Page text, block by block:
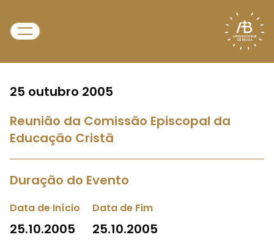
25 outubro 2005
Reunião da Comissão Episcopal da
Educação Cristã
Duração do Evento
Data de Início
25.10.2005
Data de Fim
25.10.2005